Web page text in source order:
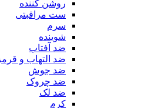
روشن کننده
ست مراقبتی
سرم
شوینده
ضد آفتاب
ضد التهاب و
‌ضد جوش
ضد چروک
ضد لک
کرم